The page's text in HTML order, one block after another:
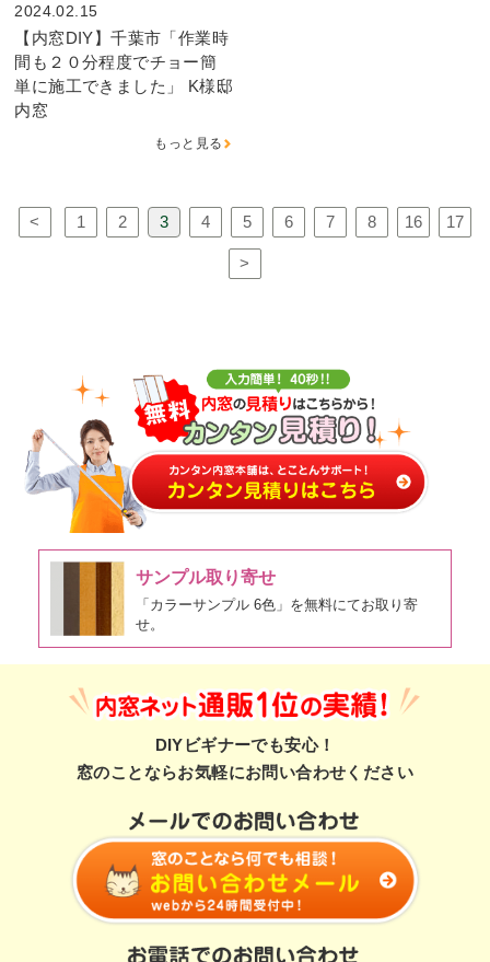
2024.02.15
【内窓DIY】千葉市「作業時
間も２０分程度でチョー簡
単に施工できました」 K様邸
内窓
もっと見る
< 1 2 3 4 5 6 7 8 16 17
>
サンプル取り寄せ
「カラーサンプル 6色」を無料にてお取り寄
せ。
DIYビギナーでも安心！
窓のことならお気軽にお問い合わせください